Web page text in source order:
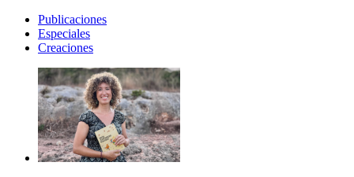
Publicaciones
Especiales
Creaciones